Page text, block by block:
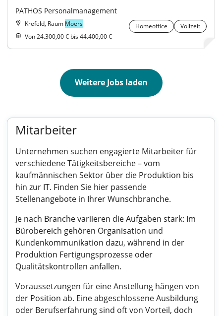
PATHOS Personalmanagement
Krefeld, Raum Moers Homeoffice
Vollzeit
Von 24.300,00 € bis 44.400,00 €
Weitere Jobs laden
Mitarbeiter
Unternehmen suchen engagierte Mitarbeiter für
verschiedene Tätigkeitsbereiche – vom
kaufmännischen Sektor über die Produktion bis
hin zur IT. Finden Sie hier passende
Stellenangebote in Ihrer Wunschbranche.
Je nach Branche variieren die Aufgaben stark: Im
Bürobereich gehören Organisation und
Kundenkommunikation dazu, während in der
Produktion Fertigungsprozesse oder
Qualitätskontrollen anfallen.
Voraussetzungen für eine Anstellung hängen von
der Position ab. Eine abgeschlossene Ausbildung
oder Berufserfahrung sind oft von Vorteil, doch